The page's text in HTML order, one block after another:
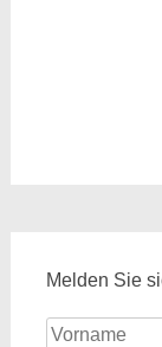
Melden Sie